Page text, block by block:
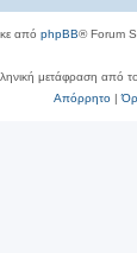
από phpBB® Forum
μετάφραση από το
Απόρρητο|